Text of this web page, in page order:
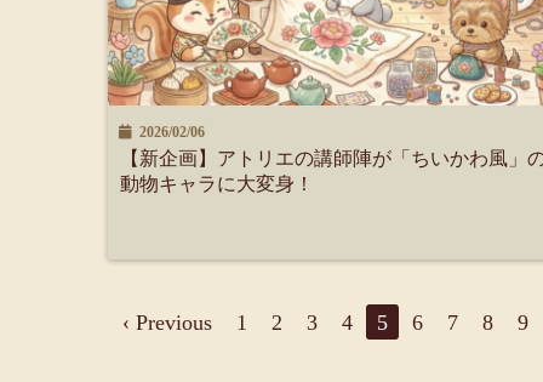
2026/02/06
【新企画】アトリエの講師陣が「ちいかわ風」
動物キャラに大変身！
‹ Previous 1 2 3 4 5 6 7 8 9